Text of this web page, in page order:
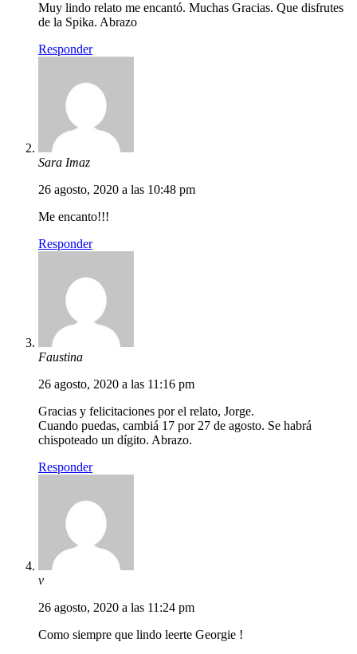
Muy lindo relato me encantó. Muchas Gracias. Que disfrutes
de la Spika. Abrazo
Responder
Sara Imaz
26 agosto, 2020 a las 10:48 pm
Me encanto!!!
Responder
Faustina
26 agosto, 2020 a las 11:16 pm
Gracias y felicitaciones por el relato, Jorge.
Cuando puedas, cambiá 17 por 27 de agosto. Se habrá
chispoteado un dígito. Abrazo.
Responder
v
26 agosto, 2020 a las 11:24 pm
Como siempre que lindo leerte Georgie !